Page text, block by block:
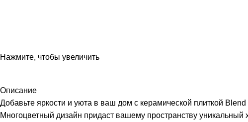
Нажмите, чтобы увеличить
Описание
Добавьте яркости и уюта в ваш дом с керамической плиткой
Многоцветный дизайн придаст вашему пространству уникальный